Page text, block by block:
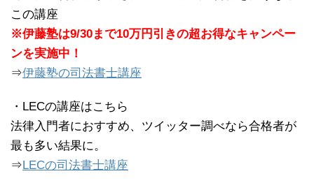
この講座
※伊藤塾は9/30まで10万円引きの超お得なキャンペー
ンを実施中！
⇒伊藤塾の司法書士講座
・LECの講座はこちら
法律入門者におすすめ、ツイッター調べなら合格者が
最も多い結果に。
⇒LECの司法書士講座